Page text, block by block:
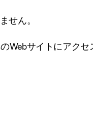
せん。
Webサイトにアク